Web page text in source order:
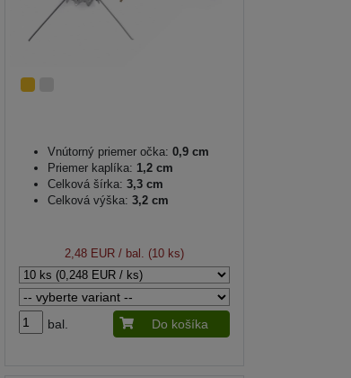
Vnútorný priemer očka: 0,9 cm
Priemer kaplíka: 1,2 cm
Celková šírka: 3,3 cm
Celková výška: 3,2 cm
2,48 EUR/ bal. (10 ks)
bal. Do košíka